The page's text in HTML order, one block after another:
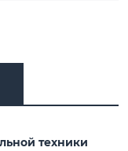
техники